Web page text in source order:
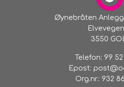
Øynebråten
3550 GOL
Telefon: 99
Epost:
Org.nr.: 932